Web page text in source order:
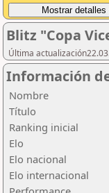
Blitz "Copa
Última
Información
Nombre
Título
Ranking inicial
Elo
Elo nacional
Elo internacional